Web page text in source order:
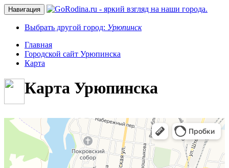
Навигация
Выбрать другой город: Урюпинск
Главная
Городской сайт Урюпинска
Карта
Карта Урюпинска